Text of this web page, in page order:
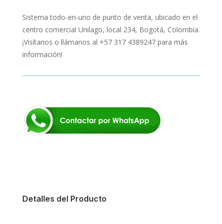
Sistema todo-en-uno de punto de venta, ubicado en el
centro comercial Unilago, local 234, Bogotá, Colombia.
¡Visítanos o llámanos al +57 317 4389247 para más
información!
Detalles del Producto